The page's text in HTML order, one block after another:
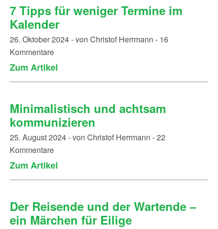
7 Tipps für weniger Termine im
Kalender
26. Oktober 2024 - von Christof Herrmann - 16
Kommentare
Zum Artikel
Minimalistisch und achtsam
kommunizieren
25. August 2024 - von Christof Herrmann - 22
Kommentare
Zum Artikel
Der Reisende und der Wartende –
ein Märchen für Eilige